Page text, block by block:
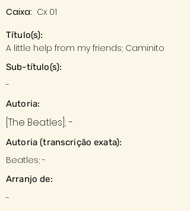
Caixa: Cx 01
Título(s):
A little help from my friends; Caminito
Sub-título(s):
-
Autoria:
[The Beatles]; -
Autoria (transcrição exata):
Beatles; -
Arranjo de:
-